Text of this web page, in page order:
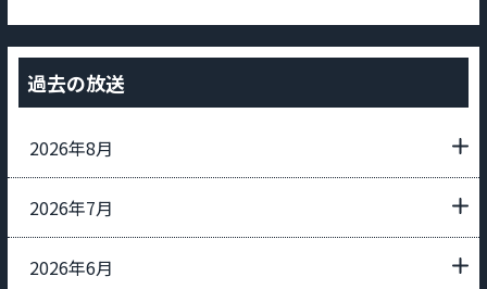
過去の放送
2026年8月
2026年7月
2026年6月